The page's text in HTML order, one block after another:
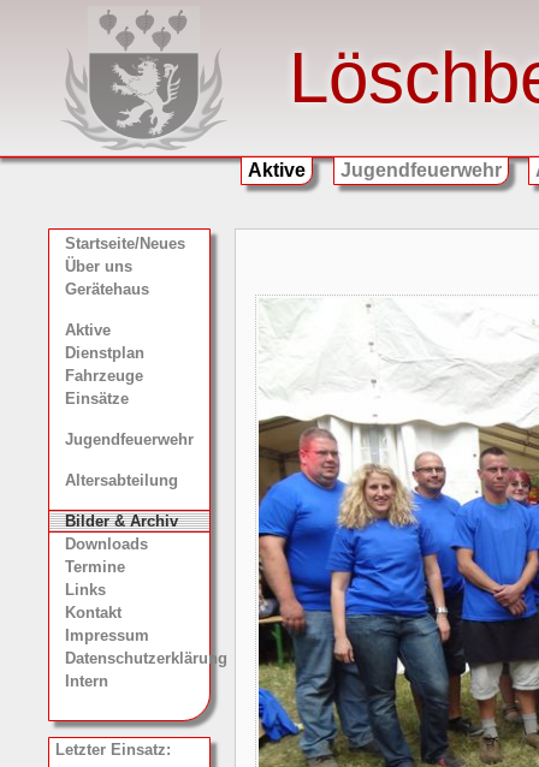
Aktive Jugendfeuerwehr
Startseite/Neues
Über uns
Gerätehaus
Aktive
Dienstplan
Fahrzeuge
Einsätze
Jugendfeuerwehr
Altersabteilung
Bilder & Archiv
Downloads
Termine
Links
Kontakt
Impressum
Datenschutzerklärung
Intern
Letzter Einsatz: